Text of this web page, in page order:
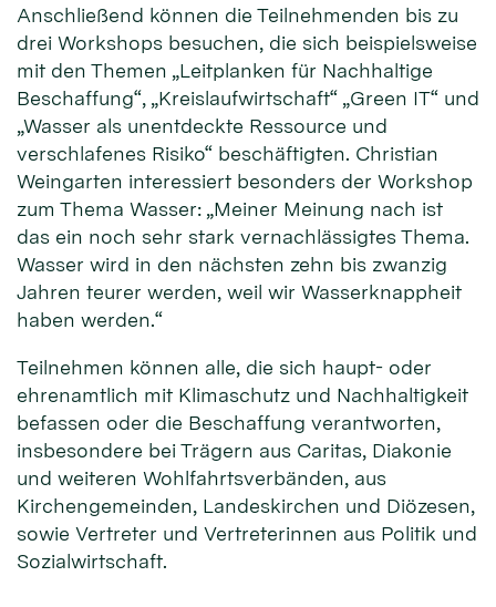
Anschließend können die Teilnehmenden bis zu
drei Workshops besuchen, die sich beispielsweise
mit den Themen „Leitplanken für Nachhaltige
Beschaffung“, „Kreislaufwirtschaft“ „Green IT“ und
„Wasser als unentdeckte Ressource und
verschlafenes Risiko“ beschäftigten. Christian
Weingarten interessiert besonders der Workshop
zum Thema Wasser: „Meiner Meinung nach ist
das ein noch sehr stark vernachlässigtes Thema.
Wasser wird in den nächsten zehn bis zwanzig
Jahren teurer werden, weil wir Wasserknappheit
haben werden.“
Teilnehmen können alle, die sich haupt- oder
ehrenamtlich mit Klimaschutz und Nachhaltigkeit
befassen oder die Beschaffung verantworten,
insbesondere bei Trägern aus Caritas, Diakonie
und weiteren Wohlfahrtsverbänden, aus
Kirchengemeinden, Landeskirchen und Diözesen,
sowie Vertreter und Vertreterinnen aus Politik und
Sozialwirtschaft.